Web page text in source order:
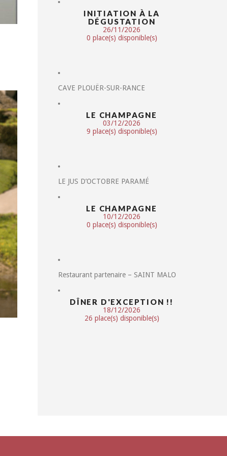
INITIATION À LA
DÉGUSTATION
26/11/2026
0 place(s) disponible(s)
CAVE PLOUËR-SUR-RANCE
LE CHAMPAGNE
03/12/2026
9 place(s) disponible(s)
LE JUS D’OCTOBRE PARAMÉ
LE CHAMPAGNE
10/12/2026
0 place(s) disponible(s)
Restaurant partenaire – SAINT MALO
DÎNER D'EXCEPTION !!
18/12/2026
26 place(s) disponible(s)